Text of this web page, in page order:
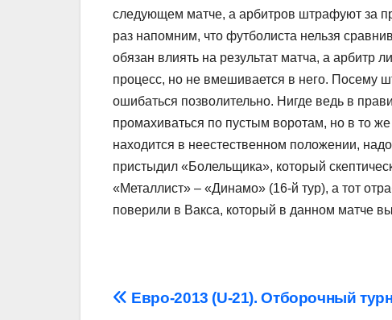
следующем матче, а арбитров штрафуют за
раз напомним, что футболиста нельзя
обязан влиять на результат матча, а арбитр
процесс, но не вмешивается в него. Посему
ошибаться позволительно. Нигде ведь в
промахиваться по пустым воротам, но в то же
находится в неестественном положении,
пристыдил «Болельщика», который
«Металлист» – «Динамо» (16-й тур), а тот
поверили в Вакса, который в данном матче
Навігація
Евро-2013 (U-21). Отборочный